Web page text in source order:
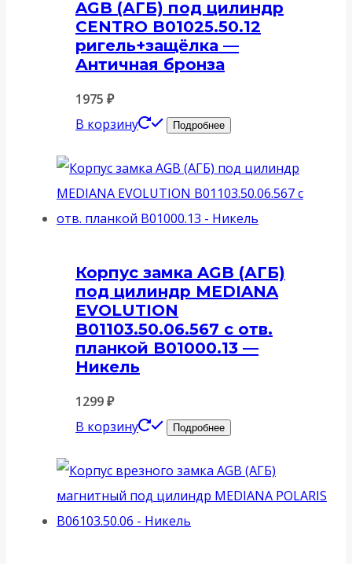
AGB (АГБ) под цилиндр
CENTRO B01025.50.12
ригель+защёлка —
Античная бронза
1975 ₽
В корзину
Подробнее
Корпус замка AGB (АГБ)
под цилиндр MEDIANA
EVOLUTION
B01103.50.06.567 с отв.
планкой B01000.13 —
Никель
1299₽
В корзину
Подробнее